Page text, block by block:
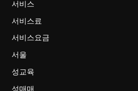
서비스
서비스료
서비스요금
서울
성교육
성매매